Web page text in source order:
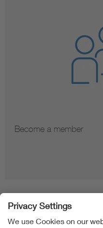
Become a member